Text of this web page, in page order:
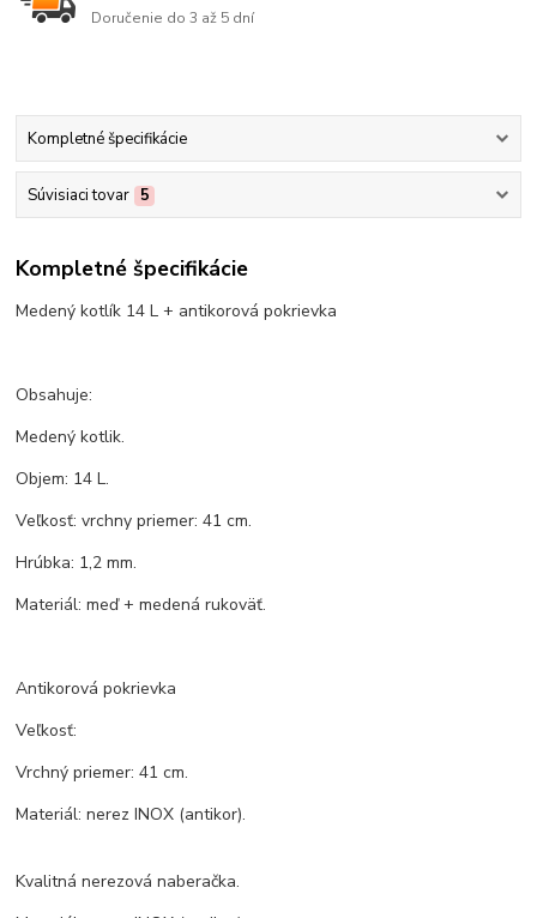
Doručenie do 3 až 5 dní
Kompletné špecifikácie
Súvisiaci tovar 5
Kompletné špecifikácie
Medený kotlík 14 L + antikorová pokrievka
Obsahuje:
Medený kotlik.
Objem: 14 L.
Veľkosť: vrchny priemer: 41 cm.
Hrúbka: 1,2 mm.
Materiál: meď + medená rukoväť.
Antikorová pokrievka
Veľkosť:
Vrchný priemer: 41 cm.
Materiál: nerez INOX (antikor).
Kvalitná nerezová naberačka.